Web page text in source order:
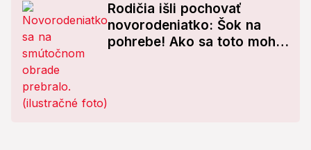
Rodičia išli pochovať
novorodeniatko: Šok na
pohrebe! Ako sa toto mohlo